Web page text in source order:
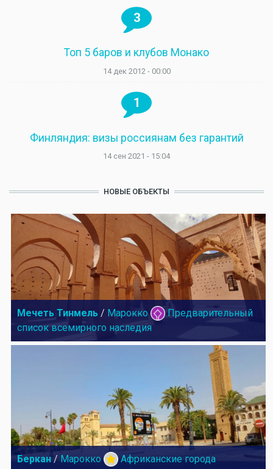
3
Топ 5 баров и клубов Монако
14 дек 2012 - 00:00
1
Финляндия: визы россиянам без гарантий
14 сен 2021 - 15:04
НОВЫЕ ОБЪЕКТЫ
Мечеть Тинмель / Марокко
Предварительный
список всемирного наследия
Беркан / Марокко Африканские города